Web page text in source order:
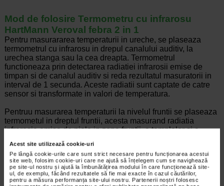
Acest site utilizează cookie-uri
Pe lângă cookie-urile care sunt strict necesare pentru funcționarea acestui
site web, folosim cookie-uri care ne ajută să înțelegem cum se navighează
pe site-ul nostru și ajută la îmbunătățirea modului în care funcționează site-
ul, de exemplu, făcând rezultatele să fie mai exacte în cazul căutărilor,
pentru a măsura performanța site-ului nostru. Partenerii noștri folosesc
Mod de folosire Termometru cu infrarosu
HartMann Veroval febra 2 in 1
Pentru masurararea temperaturii in ureche, se plaseaza
termometrul cu infrarosu in drepul canalului auditiv, la
urechea stanga sau la cea dreapta. Termometrul
functioneaza prin detectarea radiatiei infrarosii emise de
timpan si de canalul auditiv si reda rezultatul masuratorii in
interval de 1 secunda. Aceste radiatii sunt captate de catre
sensor si transformate in valori de temperatura.
Pentruu masurarea temperaturii la nivelul fruntii se plaseaza
termometul in dreptul fruntii, acesta masurand radiatia
infrarosie emisa de piele in zona fruntii, a tamplelor si a
tesutului inconjurator. Radiatiile masurate de senzori sunt
apoi transformate in valori ale temperaturii corpului.
Brand: HARTMANN